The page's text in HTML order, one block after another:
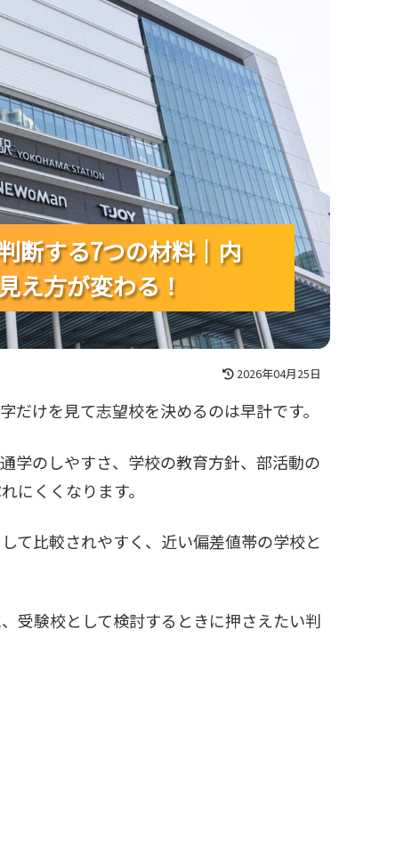
断する7つの材料｜内
え方が変わる！
断する7つの材料｜内
え方が変わる！
断する7つの材料｜内
え方が変わる！
2026年04月25日
けを見て志望校を決めるのは早計です。
学のしやすさ、学校の教育方針、部活動の
にくくなります。
て比較されやすく、近い偏差値帯の学校と
受験校として検討するときに押さえたい判